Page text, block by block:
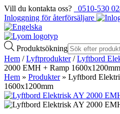
Vill du kontakta oss? 0510-530
Inloggning för återförsäljare
Produktsökning
Hem /Lyftprodukter/Lyftbord
2000 EMH + Ramp 1600x1200mm
Hem » Produkter» Lyftbord
1600x1200mm